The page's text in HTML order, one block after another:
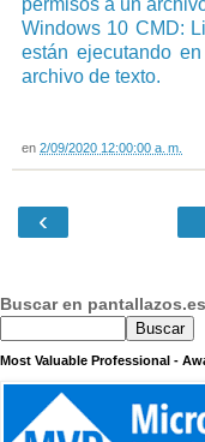
permisos a un
Windows 10 CMD:
están ejecutando
archivo de texto.
en 2/09/2020 12:00:00 a. m.
‹
Buscar en
Most Valuable Professional -